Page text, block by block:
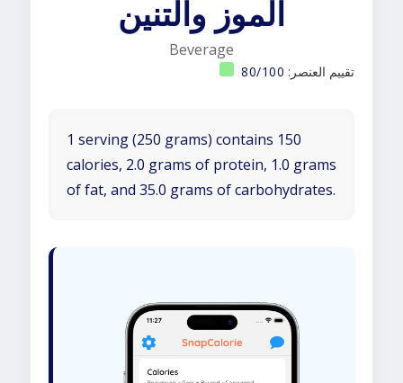
الموز والتنين
Beverage
تقييم العنصر: 80/100
1 serving (250 grams) contains 150
calories, 2.0 grams of protein, 1.0 grams
of fat, and 35.0 grams of carbohydrates.